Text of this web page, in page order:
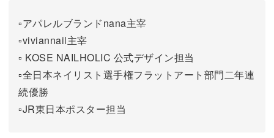
▫︎アパレルブランドnana主宰
▫︎viviannail主宰
▫︎ KOSE NAILHOLIC 公式デザイン担当
▫︎全日本ネイリスト選手権フラットアート部門二年連
続優勝
▫︎JR東日本ポスター担当